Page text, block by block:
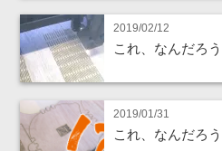
2019/02/12
これ、なんだろ
2019/01/31
これ、なんだろ